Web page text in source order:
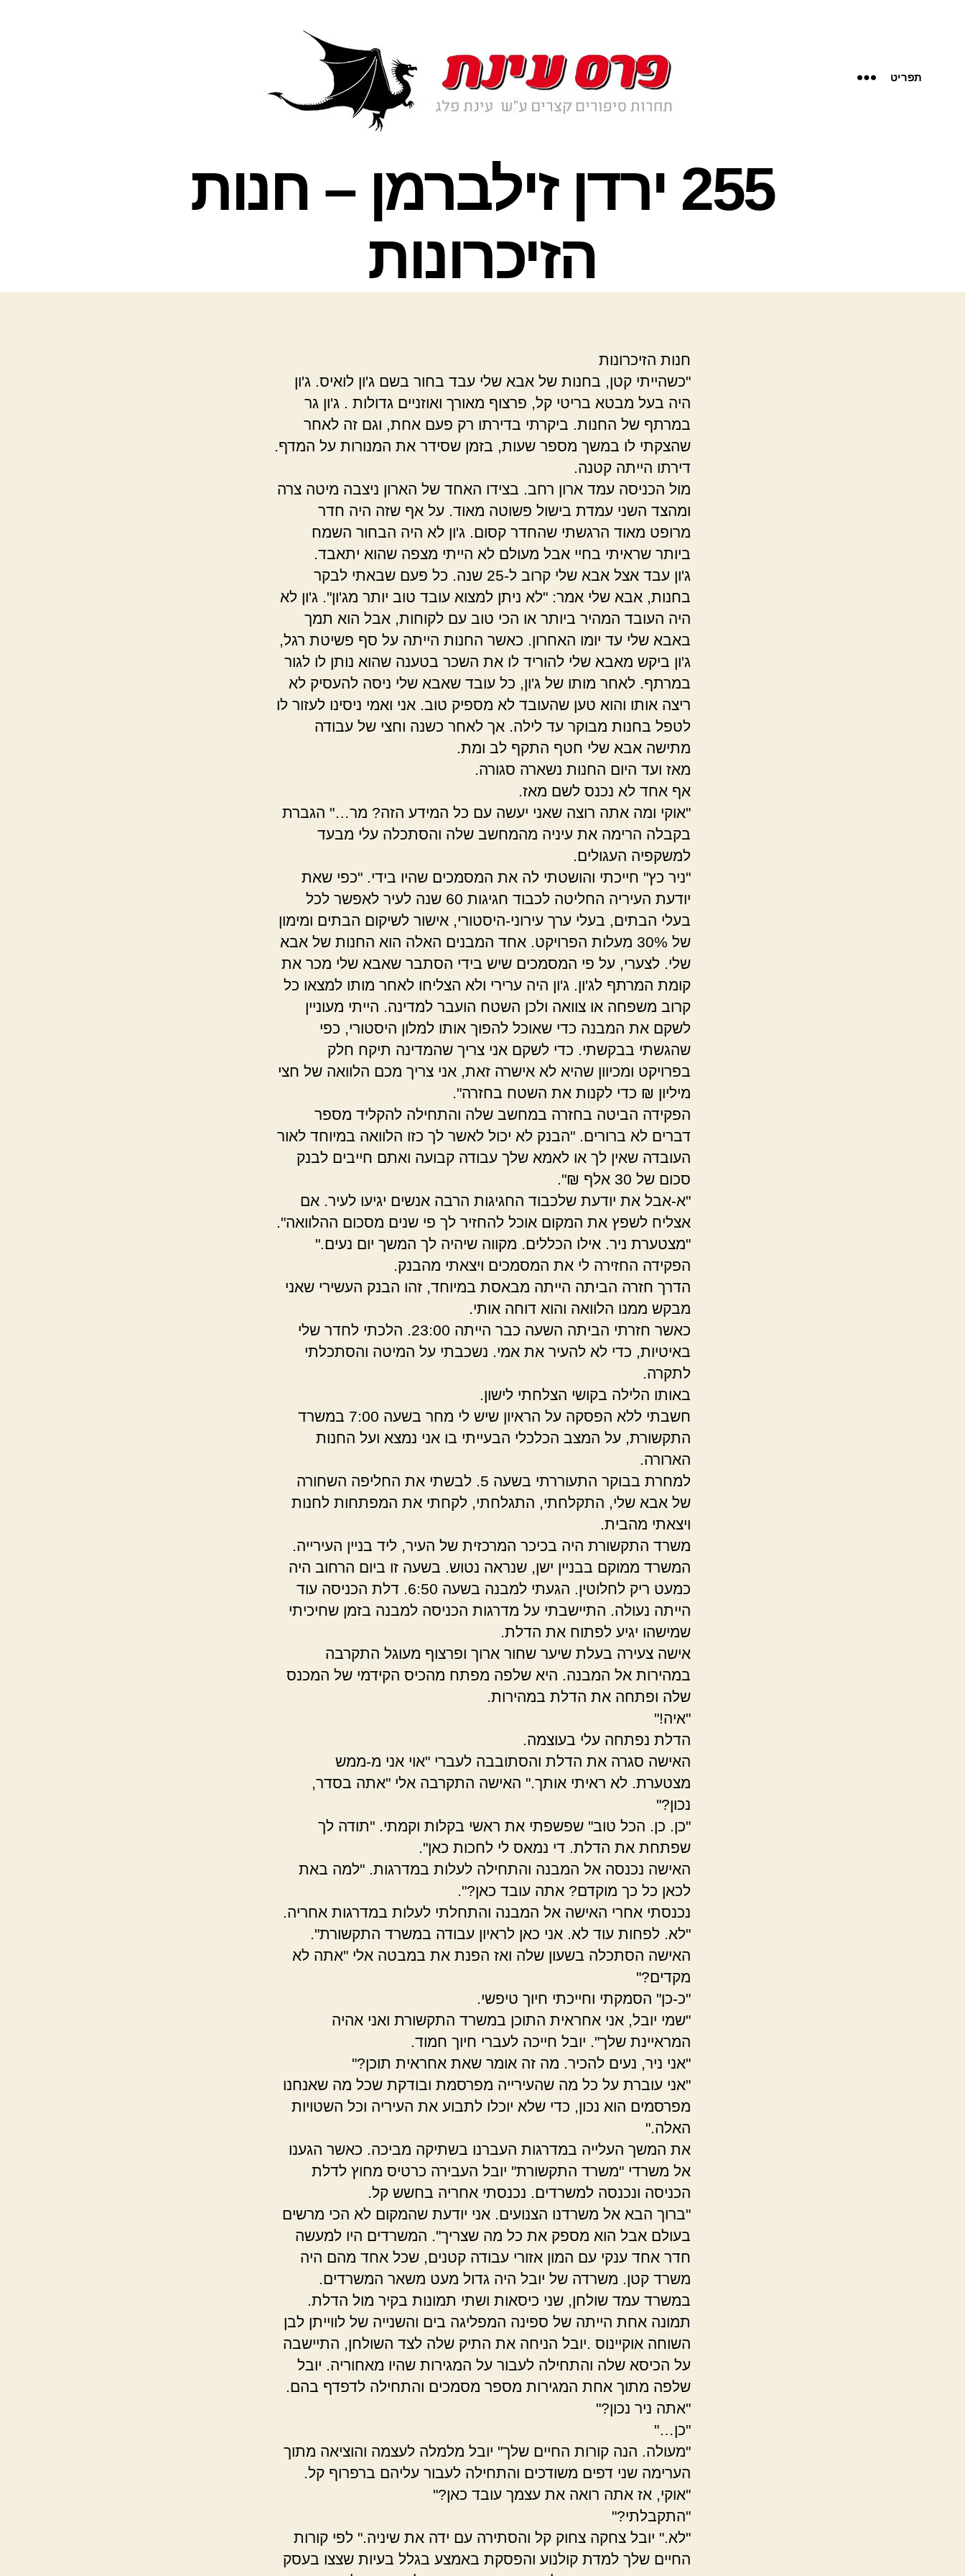
תפריט
255 ירדן זילברמן – חנות
הזיכרונות
חנות הזיכרונות
"כשהייתי קטן, בחנות של אבא שלי עבד בחור בשם ג'ון לואיס. ג'ון
היה בעל מבטא בריטי קל, פרצוף מאורך ואוזניים גדולות . ג'ון גר
במרתף של החנות. ביקרתי בדירתו רק פעם אחת, וגם זה לאחר
שהצקתי לו במשך מספר שעות, בזמן שסידר את המנורות על המדף.
דירתו הייתה קטנה.
מול הכניסה עמד ארון רחב. בצידו האחד של הארון ניצבה מיטה צרה
ומהצד השני עמדת בישול פשוטה מאוד. על אף שזה היה חדר
מרופט מאוד הרגשתי שהחדר קסום. ג'ון לא היה הבחור השמח
ביותר שראיתי בחיי אבל מעולם לא הייתי מצפה שהוא יתאבד.
ג'ון עבד אצל אבא שלי קרוב ל-25 שנה. כל פעם שבאתי לבקר
בחנות, אבא שלי אמר: "לא ניתן למצוא עובד טוב יותר מג'ון". ג'ון לא
היה העובד המהיר ביותר או הכי טוב עם לקוחות, אבל הוא תמך
באבא שלי עד יומו האחרון. כאשר החנות הייתה על סף פשיטת רגל,
ג'ון ביקש מאבא שלי להוריד לו את השכר בטענה שהוא נותן לו לגור
במרתף. לאחר מותו של ג'ון, כל עובד שאבא שלי ניסה להעסיק לא
ריצה אותו והוא טען שהעובד לא מספיק טוב. אני ואמי ניסינו לעזור לו
לטפל בחנות מבוקר עד לילה. אך לאחר כשנה וחצי של עבודה
מתישה אבא שלי חטף התקף לב ומת.
מאז ועד היום החנות נשארה סגורה.
אף אחד לא נכנס לשם מאז.
"אוקי ומה אתה רוצה שאני יעשה עם כל המידע הזה? מר…" הגברת
בקבלה הרימה את עיניה מהמחשב שלה והסתכלה עלי מבעד
למשקפיה העגולים.
"ניר כץ" חייכתי והושטתי לה את המסמכים שהיו בידי. "כפי שאת
יודעת העיריה החליטה לכבוד חגיגות 60 שנה לעיר לאפשר לכל
בעלי הבתים, בעלי ערך עירוני-היסטורי, אישור לשיקום הבתים ומימון
של 30% מעלות הפרויקט. אחד המבנים האלה הוא החנות של אבא
שלי. לצערי, על פי המסמכים שיש בידי הסתבר שאבא שלי מכר את
קומת המרתף לג'ון. ג'ון היה ערירי ולא הצליחו לאחר מותו למצאו כל
קרוב משפחה או צוואה ולכן השטח הועבר למדינה. הייתי מעוניין
לשקם את המבנה כדי שאוכל להפוך אותו למלון היסטורי, כפי
שהגשתי בבקשתי. כדי לשקם אני צריך שהמדינה תיקח חלק
בפרויקט ומכיוון שהיא לא אישרה זאת, אני צריך מכם הלוואה של חצי
מיליון ₪ כדי לקנות את השטח בחזרה".
הפקידה הביטה בחזרה במחשב שלה והתחילה להקליד מספר
דברים לא ברורים. "הבנק לא יכול לאשר לך כזו הלוואה במיוחד לאור
העובדה שאין לך או לאמא שלך עבודה קבועה ואתם חייבים לבנק
סכום של 30 אלף ₪".
"א-אבל את יודעת שלכבוד החגיגות הרבה אנשים יגיעו לעיר. אם
אצליח לשפץ את המקום אוכל להחזיר לך פי שנים מסכום ההלוואה".
"מצטערת ניר. אילו הכללים. מקווה שיהיה לך המשך יום נעים."
הפקידה החזירה לי את המסמכים ויצאתי מהבנק.
הדרך חזרה הביתה הייתה מבאסת במיוחד, זהו הבנק העשירי שאני
מבקש ממנו הלוואה והוא דוחה אותי.
כאשר חזרתי הביתה השעה כבר הייתה 23:00. הלכתי לחדר שלי
באיטיות, כדי לא להעיר את אמי. נשכבתי על המיטה והסתכלתי
לתקרה.
באותו הלילה בקושי הצלחתי לישון.
חשבתי ללא הפסקה על הראיון שיש לי מחר בשעה 7:00 במשרד
התקשורת, על המצב הכלכלי הבעייתי בו אני נמצא ועל החנות
הארורה.
למחרת בבוקר התעוררתי בשעה 5. לבשתי את החליפה השחורה
של אבא שלי, התקלחתי, התגלחתי, לקחתי את המפתחות לחנות
ויצאתי מהבית.
משרד התקשורת היה בכיכר המרכזית של העיר, ליד בניין העירייה.
המשרד ממוקם בבניין ישן, שנראה נטוש. בשעה זו ביום הרחוב היה
כמעט ריק לחלוטין. הגעתי למבנה בשעה 6:50. דלת הכניסה עוד
הייתה נעולה. התיישבתי על מדרגות הכניסה למבנה בזמן שחיכיתי
שמישהו יגיע לפתוח את הדלת.
אישה צעירה בעלת שיער שחור ארוך ופרצוף מעוגל התקרבה
במהירות אל המבנה. היא שלפה מפתח מהכיס הקידמי של המכנס
שלה ופתחה את הדלת במהירות.
"איה!"
הדלת נפתחה עלי בעוצמה.
האישה סגרה את הדלת והסתובבה לעברי "אוי אני מ-ממש
מצטערת. לא ראיתי אותך." האישה התקרבה אלי "אתה בסדר,
נכון?"
"כן. כן. הכל טוב" שפשפתי את ראשי בקלות וקמתי. "תודה לך
שפתחת את הדלת. די נמאס לי לחכות כאן".
האישה נכנסה אל המבנה והתחילה לעלות במדרגות. "למה באת
לכאן כל כך מוקדם? אתה עובד כאן?".
נכנסתי אחרי האישה אל המבנה והתחלתי לעלות במדרגות אחריה.
"לא. לפחות עוד לא. אני כאן לראיון עבודה במשרד התקשורת".
האישה הסתכלה בשעון שלה ואז הפנת את במבטה אלי "אתה לא
מקדים?"
"כ-כן" הסמקתי וחייכתי חיוך טיפשי.
"שמי יובל, אני אחראית התוכן במשרד התקשורת ואני אהיה
המראיינת שלך". יובל חייכה לעברי חיוך חמוד.
"אני ניר, נעים להכיר. מה זה אומר שאת אחראית תוכן?"
"אני עוברת על כל מה שהעירייה מפרסמת ובודקת שכל מה שאנחנו
מפרסמים הוא נכון, כדי שלא יוכלו לתבוע את העיריה וכל השטויות
האלה."
את המשך העלייה במדרגות העברנו בשתיקה מביכה. כאשר הגענו
אל משרדי "משרד התקשורת" יובל העבירה כרטיס מחוץ לדלת
הכניסה ונכנסה למשרדים. נכנסתי אחריה בחשש קל.
"ברוך הבא אל משרדנו הצנועים. אני יודעת שהמקום לא הכי מרשים
בעולם אבל הוא מספק את כל מה שצריך". המשרדים היו למעשה
חדר אחד ענקי עם המון אזורי עבודה קטנים, שכל אחד מהם היה
משרד קטן. משרדה של יובל היה גדול מעט משאר המשרדים.
במשרד עמד שולחן, שני כיסאות ושתי תמונות בקיר מול הדלת.
תמונה אחת הייתה של ספינה המפליגה בים והשנייה של לווייתן לבן
השוחה אוקיינוס .יובל הניחה את התיק שלה לצד השולחן, התיישבה
על הכיסא שלה והתחילה לעבור על המגירות שהיו מאחוריה. יובל
שלפה מתוך אחת המגירות מספר מסמכים והתחילה לדפדף בהם.
"אתה ניר נכון?"
"כן…"
"מעולה. הנה קורות החיים שלך" יובל מלמלה לעצמה והוציאה מתוך
הערימה שני דפים משודכים והתחילה לעבור עליהם ברפרוף קל.
"אוקי, אז אתה רואה את עצמך עובד כאן?"
"התקבלתי?"
"לא." יובל צחקה צחוק קל והסתירה עם ידה את שיניה." לפי קורות
החיים שלך למדת קולנוע והפסקת באמצע בגלל בעיות שצצו בעסק